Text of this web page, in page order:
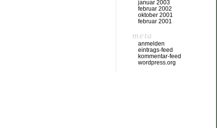
januar 2003
februar 2002
oktober 2001
februar 2001
meta
anmelden
eintrags-feed
kommentar-feed
wordpress.org